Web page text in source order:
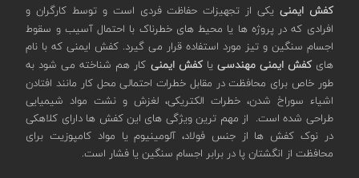
کفش ایمنی یکی از تجهیزات حفاظت فردی است و توسط کارگران و
افرادی که در پروژه ها یا محیط های خطرناک با احتمال آسیب و سقوط
اجسام سنگین و تیز مورد استفاده قرار می گیرد. کفش ایمنی که با نام
هایکفش ایمنی مهندسی یاکفش ایمنی کار هم شناخته می شود به
طور خاص برای محافظت در مقابل خطرات احتمالی محل کار مانند افتادن
اشیاء سوراخ شدن، خطرات الکتریکی، لغزش و نشت مواد شیمیایی
طراحی شده است. از مهم ترین ویژگی های این کفش ها دارای کلاهکی
در نوک کفش ها از جنس فولاد، آلومینیوم یا مواد کامپوزیت برای
محافظت از انگشتان پا در برابر اجسام سنگین یا فشار است.